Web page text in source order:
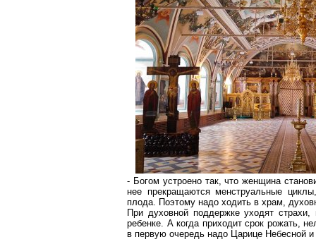
- Богом устроено так, что женщина
нее прекращаются менструальные
плода. Поэтому надо ходить в храм,
При духовной поддержке уходят
ребенке. А когда приходит срок рожать,
в первую очередь надо Царице Небесной